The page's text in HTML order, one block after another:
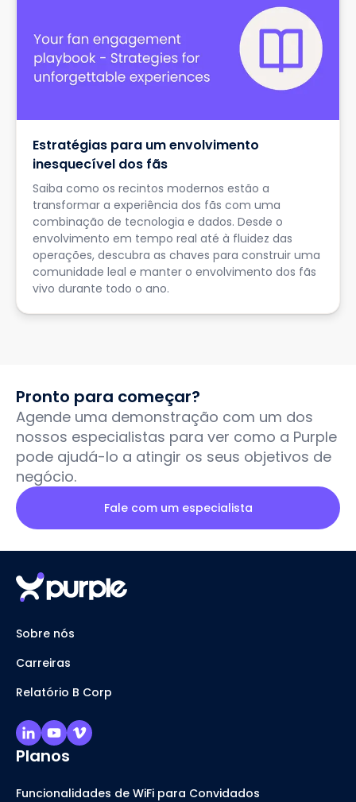
Estratégias para um envolvimento
inesquecível dos fãs
Saiba como os recintos modernos estão a
transformar a experiência dos fãs com uma
combinação de tecnologia e dados. Desde o
envolvimento em tempo real até à fluidez das
operações, descubra as chaves para construir uma
comunidade leal e manter o envolvimento dos fãs
vivo durante todo o ano.
Pronto para começar?
Agende uma demonstração com um dos
nossos especialistas para ver como a Purple
pode ajudá-lo a atingir os seus objetivos de
negócio.
Fale com um especialista
Sobre nós
Carreiras
Relatório B Corp
Planos
Funcionalidades de WiFi para Convidados